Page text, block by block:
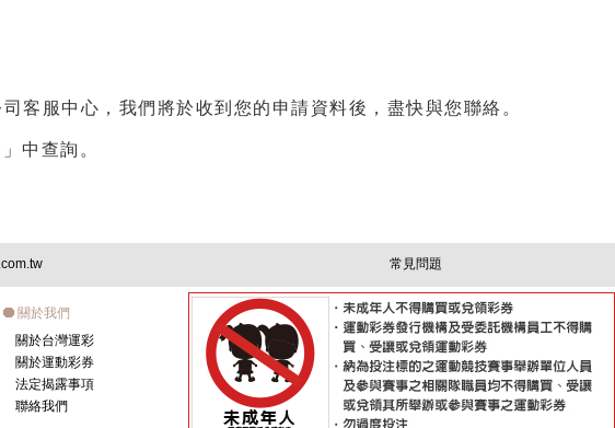
司客服中心，我們將於收到您的申請資料後，盡快與您聯絡。
中查詢。
常見問題
關於我們
關於台灣運彩
關於運動彩券
法定揭露事項
聯絡我們